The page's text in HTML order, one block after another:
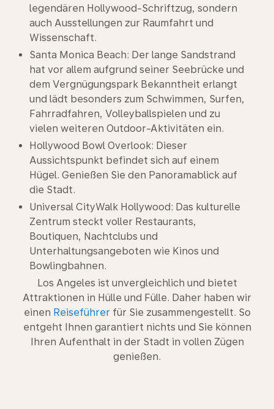
legendären Hollywood-Schriftzug, sondern
auch Ausstellungen zur Raumfahrt und
Wissenschaft.
Santa Monica Beach: Der lange Sandstrand
hat vor allem aufgrund seiner Seebrücke und
dem Vergnügungspark Bekanntheit erlangt
und lädt besonders zum Schwimmen, Surfen,
Fahrradfahren, Volleyballspielen und zu
vielen weiteren Outdoor-Aktivitäten ein.
Hollywood Bowl Overlook: Dieser
Aussichtspunkt befindet sich auf einem
Hügel. Genießen Sie den Panoramablick auf
die Stadt.
Universal CityWalk Hollywood: Das kulturelle
Zentrum steckt voller Restaurants,
Boutiquen, Nachtclubs und
Unterhaltungsangeboten wie Kinos und
Bowlingbahnen.
Los Angeles ist unvergleichlich und bietet
Attraktionen in Hülle und Fülle. Daher haben wir
einen Reiseführer für Sie zusammengestellt. So
entgeht Ihnen garantiert nichts und Sie können
Ihren Aufenthalt in der Stadt in vollen Zügen
genießen.